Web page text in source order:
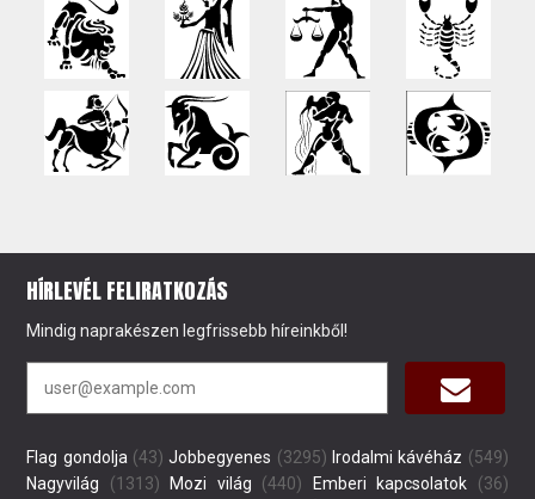
HÍRLEVÉL FELIRATKOZÁS
Mindig naprakészen legfrissebb híreinkből!
Flag gondolja (43) Jobbegyenes (3295) Irodalmi kávéház (549)
Nagyvilág (1313) Mozi világ (440) Emberi kapcsolatok (36)